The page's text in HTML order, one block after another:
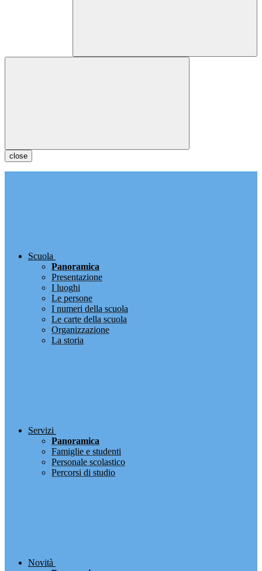
close
Scuola
Panoramica
Presentazione
I luoghi
Le persone
I numeri della scuola
Le carte della scuola
Organizzazione
La storia
Servizi
Panoramica
Famiglie e studenti
Personale scolastico
Percorsi di studio
Novità